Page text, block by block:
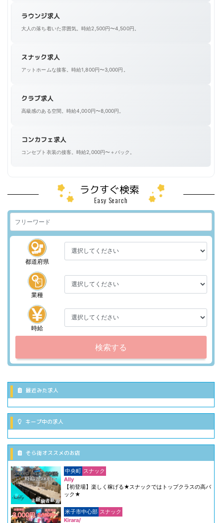
ラウンジ求人
大人の落ち着いた雰囲気。時給2,500円〜4,500円。
スナック求人
アットホームな接客。時給1,800円〜3,000円。
クラブ求人
高級感のある空間。時給4,000円〜8,000円。
コンカフェ求人
コンセプト衣装の接客。時給2,000円〜＋バック。
ラクすぐ検索
Easy Search
都道府県
業種
時給
検索する
最近みた求人
キープ中の求人
そら街オススメのお店
中央町 スナック
Ally
【初登場】楽しく稼げる★スナックではトップクラスの高バ
ック★
米子市中心部 スナック
Kirara/